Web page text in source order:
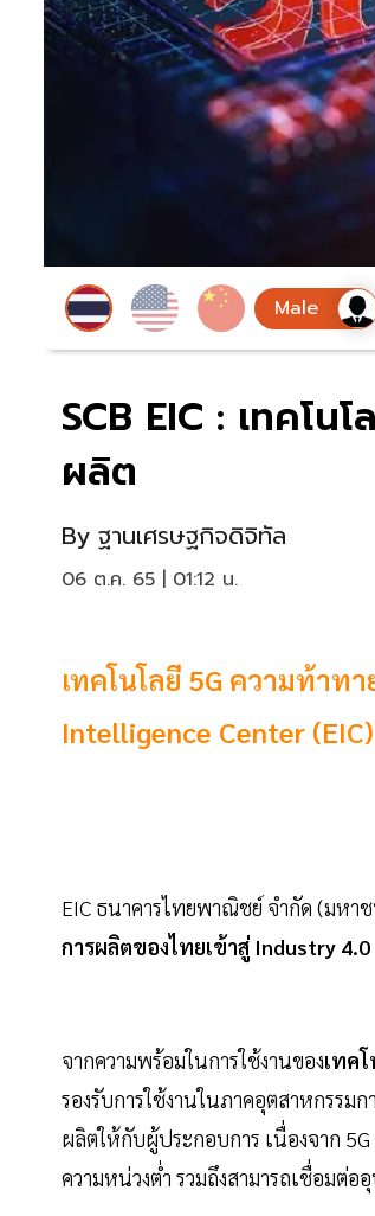
SCB EIC : เทคโน
ผลิต
By ฐานเศรษฐกิจดิจิทัล
06 ต.ค. 65 | 01:12 น.
เทคโนโลยี 5G ความท้าท
Intelligence Center
EIC ธนาคารไทยพาณิชย์ จำกัด (มหา
การผลิตของไทยเข้าสู่ Industry 4.0
จากความพร้อมในการใช้งานของเทคโ
รองรับการใช้งานในภาคอุตสาหกรรม
ผลิตให้กับผู้ประกอบการ เนื่องจาก
ความหน่วงต่ำ รวมถึงสามารถเชื่อมต่